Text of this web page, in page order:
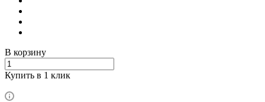
В корзину
Купить в 1 клик